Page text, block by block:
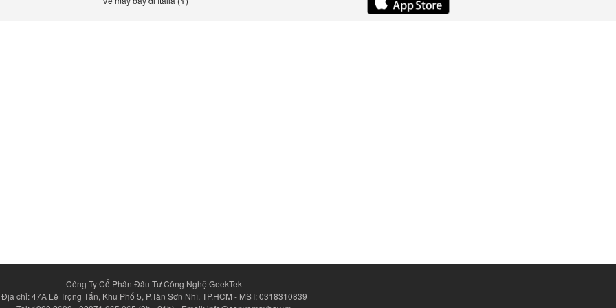
Công Ty Cổ Phần Đầu Tư Công Nghệ GeekTek
Địa chỉ: 47A Lê Trọng Tấn, Khu Phố 5, P.Tân Sơn Nhì, TP.HCM - MST: 0318310839